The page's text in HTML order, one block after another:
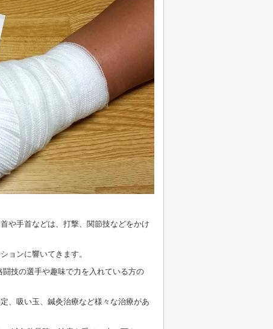
や手首などは、打撃、関節技などをかけ
ョンに響いてきます。
技の選手や趣味で力を入れている方の
、吸い玉、鍼灸治療など様々な治療があ